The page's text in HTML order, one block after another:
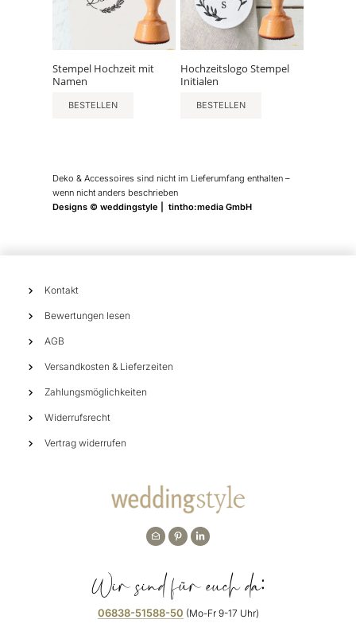
Stempel Hochzeit mit
Namen
BESTELLEN
Hochzeitslogo Stempel
Initialen
BESTELLEN
Deko & Accessoires sind nicht im Lieferumfang enthalten –
wenn nicht anders beschrieben
Designs © weddingstyle | tintho:media GmbH
Kontakt
Bewertungen lesen
AGB
Versandkosten & Lieferzeiten
Zahlungsmöglichkeiten
Widerrufsrecht
Vertrag widerrufen
Wir sind für euch da:
06838-51588-50 (Mo-Fr 9-17 Uhr)